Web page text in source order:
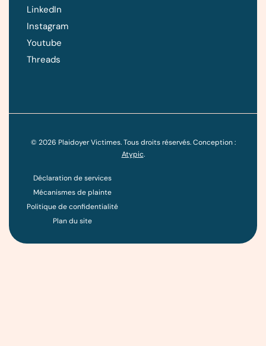
LinkedIn
Instagram
Youtube
Threads
© 2026 Plaidoyer Victimes. Tous droits réservés. Conception :
Atypic.
Déclaration de services
Mécanismes de plainte
Politique de confidentialité
Plan du site